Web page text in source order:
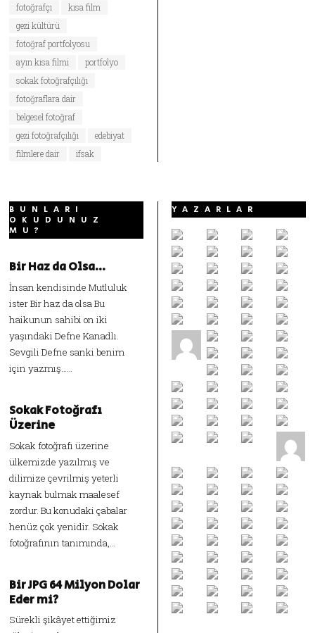
fotoğrafçı
kısa film
gezi kültürü
fotoğraf portfolyosu
ayın kısa filmi
portfolyo
sokak fotoğrafçılığı
fotoğraflara dair
belgesel fotoğraf
gezi fotoğrafçılığı
edebiyat
filmlere dair
ifsak
BUNLARI
OKUDUNUZ
MU?
Bir Haz da Olsa…
İnsan kendisinde Mutluluk
ister Bir haz da olsa Bu
haikunun sahibi on iki
yaşındaki Defne Kanadlı.
Sevgili Defne sanki benim
için yazmış……
Sokak Fotoğrafı
Üzerine
Sokak fotoğrafı üzerine
ülkemizde yazılmış ve
dilimize çevrilmiş yeterli
kaynak bulmak maalesef
zordur. Bu konudaki çabalar
henüz çok yenidir. Sokak
fotoğrafının tanımında,…
Bir JPG 64 Milyon Dolar
Eder mi?
Sürekli şikâyet ettiğimiz
YAZARLAR